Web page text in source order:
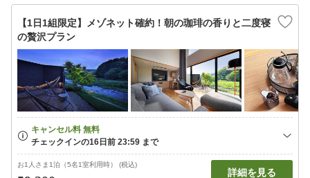
【1日1組限定】メゾネット確約！朝の珈琲の香りと二度寝
の贅沢プラン
お1人さま1泊（5名1室利用時） (税込)
詳細を見る